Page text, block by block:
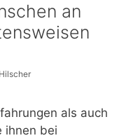
an
als auch
ihnen bei